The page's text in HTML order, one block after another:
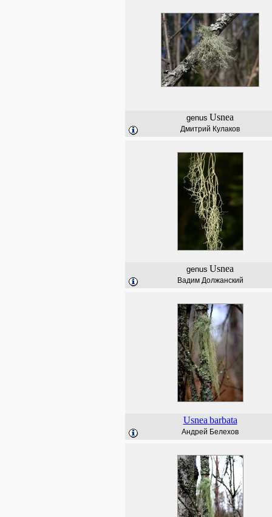
genus Usnea
Дмитрий Кулаков
genus Usnea
Вадим Должанский
Usnea barbata
Андрей Белехов